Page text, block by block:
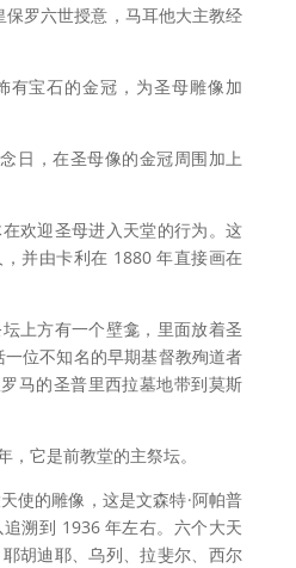
保罗六世授意，马耳他大主教经
有宝石的金冠，为圣母雕像加
日，在圣母像的金冠周围加上
欢迎圣母进入天堂的行为。这
并由卡利在 1880年直接画在
上方有一个壁龛，里面放着圣
一位不知名的早期基督教殉道者
马的圣普里西拉墓地带到莫斯
，它是前教堂的主祭坛。
使的雕像，这是文森特·阿帕普
溯到 1936年左右。六个大天
胡迪耶、乌列、拉斐尔、西尔